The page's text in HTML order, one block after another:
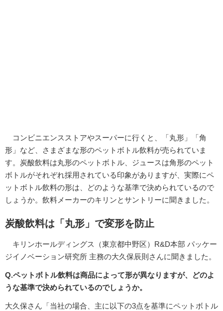
コンビニエンスストアやスーパーに行くと、「丸形」「角
形」など、さまざまな形のペットボトル飲料が売られていま
す。炭酸飲料は丸形のペットボトル、ジュースは角形のペット
ボトルがそれぞれ採用されている印象がありますが、実際にペ
ットボトル飲料の形は、どのような基準で決められているので
しょうか。飲料メーカーのキリンとサントリーに聞きました。
炭酸飲料は「丸形」で変形を防止
キリンホールディングス（東京都中野区）R&D本部 パッケー
ジイノベーション研究所 主務の大久保辰則さんに聞きました。
Q.ペットボトル飲料は商品によって形が異なりますが、どのよ
うな基準で決められているのでしょうか。
大久保さん「当社の場合、主に以下の3点を基準にペットボトル